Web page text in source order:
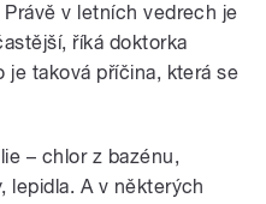
v letních vedrech je
říká doktorka
je taková příčina, která se
– chlor z bazénu,
lepidla. A v některých